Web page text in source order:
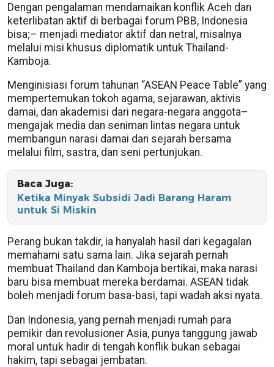
Dengan pengalaman mendamaikan konflik Aceh dan
keterlibatan aktif di berbagai forum PBB, Indonesia
bisa;– menjadi mediator aktif dan netral, misalnya
melalui misi khusus diplomatik untuk Thailand-
Kamboja.
Menginisiasi forum tahunan “ASEAN Peace Table” yang
mempertemukan tokoh agama, sejarawan, aktivis
damai, dan akademisi dari negara-negara anggota–
mengajak media dan seniman lintas negara untuk
membangun narasi damai dan sejarah bersama
melalui film, sastra, dan seni pertunjukan.
Baca Juga:
Ketika Minyak Subsidi Jadi Barang Haram
untuk Si Miskin
Perang bukan takdir, ia hanyalah hasil dari kegagalan
memahami satu sama lain. Jika sejarah pernah
membuat Thailand dan Kamboja bertikai, maka narasi
baru bisa membuat mereka berdamai. ASEAN tidak
boleh menjadi forum basa-basi, tapi wadah aksi nyata.
Dan Indonesia, yang pernah menjadi rumah para
pemikir dan revolusioner Asia, punya tanggung jawab
moral untuk hadir di tengah konflik bukan sebagai
hakim, tapi sebagai jembatan.